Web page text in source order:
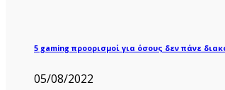
5 gaming προορισμοί για όσους δεν πάνε
05/08/2022